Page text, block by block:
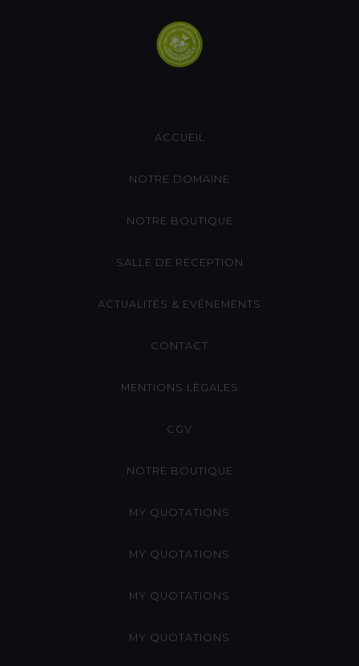
ACCUEIL
NOTRE DOMAINE
NOTRE BOUTIQUE
SALLE DE RÉCEPTION
ACTUALITÉS & EVÉNEMENTS
CONTACT
MENTIONS LÉGALES
CGV
NOTRE BOUTIQUE
MY QUOTATIONS
MY QUOTATIONS
MY QUOTATIONS
MY QUOTATIONS